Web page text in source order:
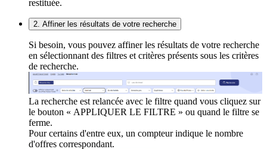
restituée.
2. Affiner les résultats de votre recherche
Si besoin, vous pouvez affiner les résultats de votre recherche
en sélectionnant des filtres et critères présents sous les critères
de recherche.
La recherche est relancée avec le filtre quand vous cliquez sur
le bouton « APPLIQUER LE FILTRE » ou quand le filtre se
ferme.
Pour certains d'entre eux, un compteur indique le nombre
d'offres correspondant.